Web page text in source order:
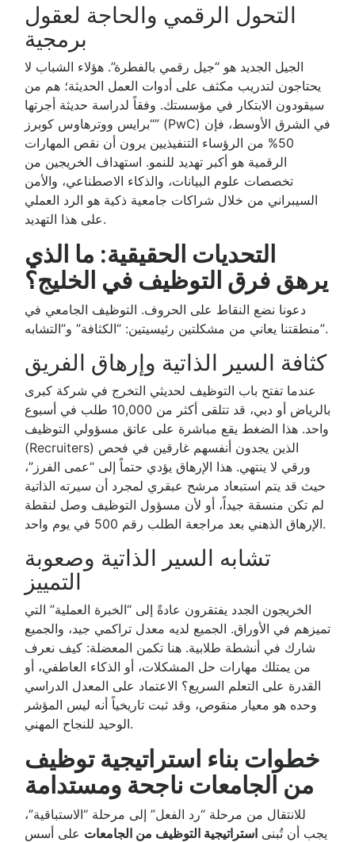
التحول الرقمي والحاجة لعقول
برمجية
الجيل الجديد هو “جيل رقمي بالفطرة”. هؤلاء الشباب لا
يحتاجون لتدريب مكثف على أدوات العمل الحديثة؛ هم من
سيقودون الابتكار في مؤسستك. وفقاً لدراسة حديثة أجرتها
“برايس ووترهاوس كوبرز” (PwC) في الشرق الأوسط، فإن
50% من الرؤساء التنفيذيين يرون أن نقص المهارات
الرقمية هو أكبر تهديد للنمو. استهداف الخريجين من
تخصصات علوم البيانات، والذكاء الاصطناعي، والأمن
السيبراني من خلال شراكات جامعية ذكية هو الرد العملي
على هذا التهديد.
التحديات الحقيقية: ما الذي
يرهق فرق التوظيف في الخليج؟
دعونا نضع النقاط على الحروف. التوظيف الجامعي في
منطقتنا يعاني من مشكلتين رئيسيتين: “الكثافة” و”التشابه”.
كثافة السير الذاتية وإرهاق الفريق
عندما تفتح باب التوظيف لحديثي التخرج في شركة كبرى
بالرياض أو دبي، قد تتلقى أكثر من 10,000 طلب في أسبوع
واحد. هذا الضغط يقع مباشرة على عاتق مسؤولي التوظيف
(Recruiters) الذين يجدون أنفسهم غارقين في فحص
ورقي لا ينتهي. هذا الإرهاق يؤدي حتماً إلى “عمى الفرز”،
حيث قد يتم استبعاد مرشح عبقري لمجرد أن سيرته الذاتية
لم تكن منسقة جيداً، أو لأن مسؤول التوظيف وصل لنقطة
الإرهاق الذهني بعد مراجعة الطلب رقم 500 في يوم واحد.
تشابه السير الذاتية وصعوبة
التمييز
الخريجون الجدد يفتقرون عادةً إلى “الخبرة العملية” التي
تميزهم في الأوراق. الجميع لديه معدل تراكمي جيد، والجميع
شارك في أنشطة طلابية. هنا تكمن المعضلة: كيف نعرف
من يمتلك مهارات حل المشكلات، أو الذكاء العاطفي، أو
القدرة على التعلم السريع؟ الاعتماد على المعدل الدراسي
وحده هو معيار منقوص، وقد ثبت تاريخياً أنه ليس المؤشر
الوحيد للنجاح المهني.
خطوات بناء استراتيجية توظيف
من الجامعات ناجحة ومستدامة
للانتقال من مرحلة “رد الفعل” إلى مرحلة “الاستباقية”،
يجب أن تُبنى استراتيجية التوظيف من الجامعات على أسس